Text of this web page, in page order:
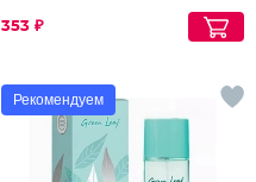
353 ₽
Рекомендуем